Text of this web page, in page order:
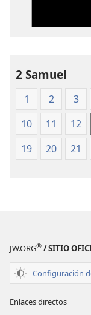
2 Samuel
1 2 3
10
11 12
19
20 21
JW.ORG® / SITIO
Configuración
Enlaces directos